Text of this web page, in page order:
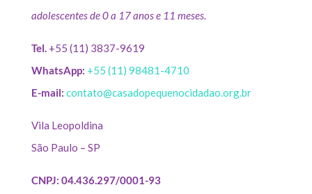
adolescentes de 0 a 17 anos e 11 meses.
Tel.+55 (11) 3837-9619
WhatsApp: +55 (11) 98481-4710
E-mail: contato@casadopequenocidadao.org.br
Vila Leopoldina
São Paulo – SP
CNPJ: 04.436.297/0001-93